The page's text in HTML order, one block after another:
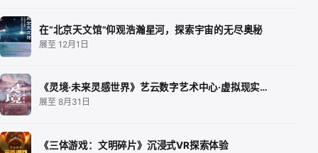
在“北京天文馆”仰观浩瀚星河，探索宇宙的无尽奥秘
展至 12月1日
《灵境·未来灵感世界》艺云数字艺术中心·虚拟现实…
展至 8月31日
《三体游戏：文明碎片》沉浸式VR探索体验